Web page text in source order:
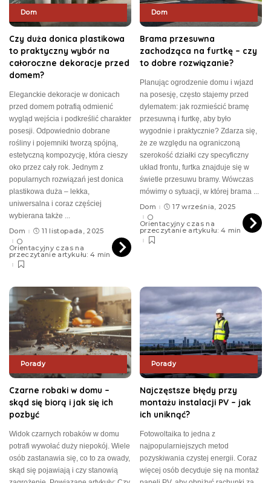
Dom
Czy duża donica plastikowa
to praktyczny wybór na
całoroczne dekoracje przed
domem?
Eleganckie dekoracje w donicach
przed domem potrafią odmienić
wygląd wejścia i podkreślić charakter
posesji. Odpowiednio dobrane
rośliny i pojemniki tworzą spójną,
estetyczną kompozycję, która cieszy
oko przez cały rok. Jednym z
popularnych rozwiązań jest donica
plastikowa duża – lekka,
uniwersalna i coraz częściej
wybierana także
Dom
11 listopada, 2025
Orientacyjny czas na
przeczytanie artykułu: 4 min
Dom
Brama przesuwna
zachodząca na furtkę – czy
to dobre rozwiązanie?
Planując ogrodzenie domu i wjazd
na posesję, często stajemy przed
dylematem: jak rozmieścić bramę
przesuwną i furtkę, aby było
wygodnie i praktycznie? Zdarza się,
że ze względu na ograniczoną
szerokość działki czy specyficzny
układ frontu, furtka znajduje się w
świetle przesuwu bramy. Wówczas
mówimy o sytuacji, w której brama
Dom
17 września, 2025
Orientacyjny czas na
przeczytanie artykułu: 4 min
Porady
Czarne robaki w domu –
skąd się biorą i jak się ich
pozbyć
Widok czarnych robaków w domu
potrafi wywołać duży niepokój. Wiele
osób zastanawia się, co to za owady,
skąd się pojawiają i czy stanowią
Porady
Najczęstsze błędy przy
montażu instalacji PV – jak
ich uniknąć?
Fotowoltaika to jedna z
najpopularniejszych metod
pozyskiwania czystej energii. Coraz
więcej osób decyduje się na montaż